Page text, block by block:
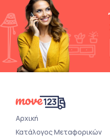
Αρχική
Κατάλογος Μεταφορικών